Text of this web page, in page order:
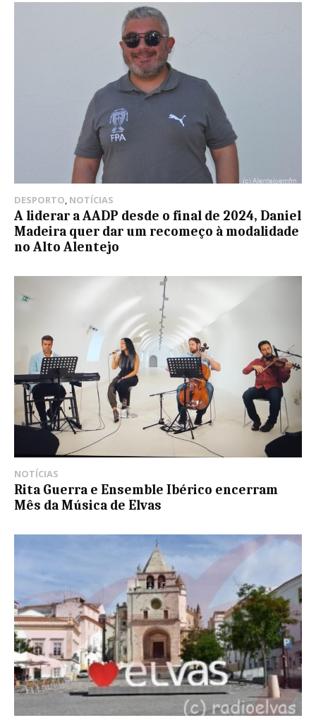
DESPORTO, NOTÍCIAS
A liderar a AADP desde o final de 2024, Daniel
Madeira quer dar um recomeço à modalidade
no Alto Alentejo
NOTÍCIAS
Rita Guerra e Ensemble Ibérico encerram
Mês da Música de Elvas